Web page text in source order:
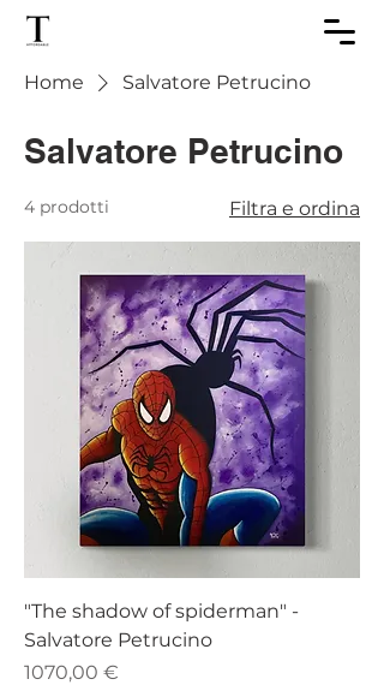
Home Salvatore Petrucino
Salvatore Petrucino
4 prodotti Filtra e ordina
"The shadow of spiderman" -
Salvatore Petrucino
Prezzo
1070,00 €